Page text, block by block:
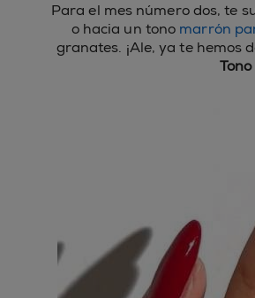
Para el mes número dos, te
o hacia un tono marrón
granates. ¡Ale, ya te